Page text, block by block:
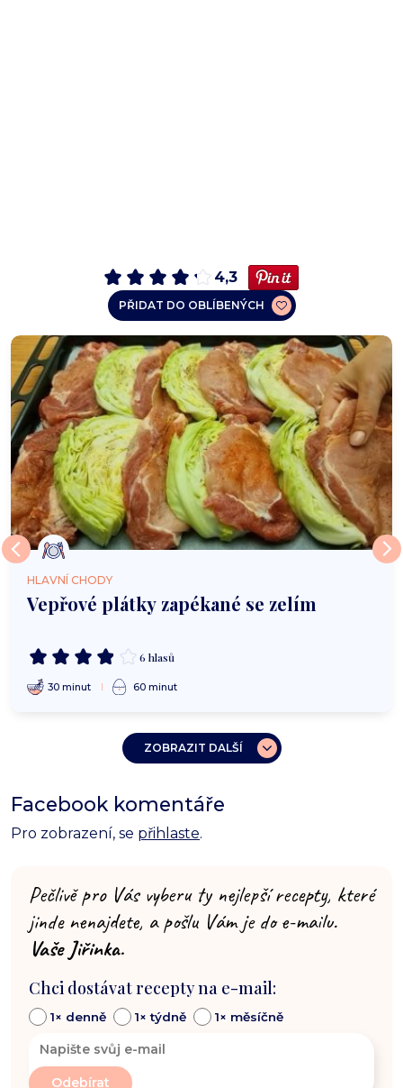
4,3
PŘIDAT DO OBLÍBENÝCH
HLAVNÍ CHODY
Vepřové plátky zapékané se zelím
6 hlasů
30 minut 60 minut
ZOBRAZIT DALŠÍ
Facebook komentáře
Pro zobrazení, se přihlaste.
Pečlivě pro Vás vyberu ty nejlepší recepty, které
jinde nenajdete, a pošlu Vám je do e-mailu.
Vaše Jiřinka.
Chci dostávat recepty na e-mail:
1× denně 1× týdně 1× měsíčně